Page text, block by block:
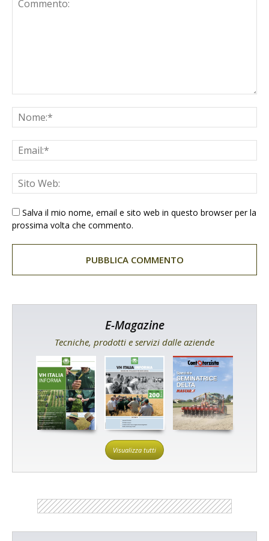
Salva il mio nome, email e sito web in questo browser per la
prossima volta che commento.
E-Magazine
Tecniche, prodotti e servizi dalle aziende
Visualizza tutti